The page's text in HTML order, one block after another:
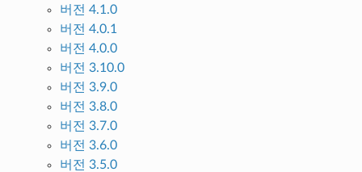
버전 4.1.0
버전 4.0.1
버전 4.0.0
버전 3.10.0
버전 3.9.0
버전 3.8.0
버전 3.7.0
버전 3.6.0
버전 3.5.0